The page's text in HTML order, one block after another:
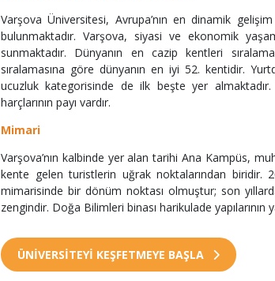
Varşova Üniversitesi, Avrupa’nın en dinamik
bulunmaktadır. Varşova, siyasi ve ekonomik
sunmaktadır. Dünyanın en cazip kentleri
sıralamasına göre dünyanın en iyi 52. kentidir.
ucuzluk kategorisinde de ilk beşte yer
harçlarının payı vardır.
Mimari
Varşova’nın kalbinde yer alan tarihi Ana Kampüs,
kente gelen turistlerin uğrak noktalarından biridir.
mimarisinde bir dönüm noktası olmuştur; son
zengindir. Doğa Bilimleri binası harikulade yapılarının
ÜNİVERSİTEYİ KEŞFETMEYE BAŞLA